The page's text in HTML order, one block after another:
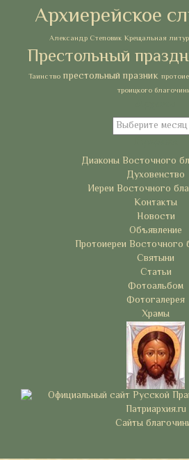
Архиерейское
Александр Степовик Крещальная
Престольный
Таинство престольный празник
троицкого
Архивы
Диаконы Восточного
Духовенство
Иереи Восточного
Контакты
Новости
Объявление
Протоиереи Восточного
Святыни
Статьи
Фотоальбом
Фотогалерея
Храмы
Сайты